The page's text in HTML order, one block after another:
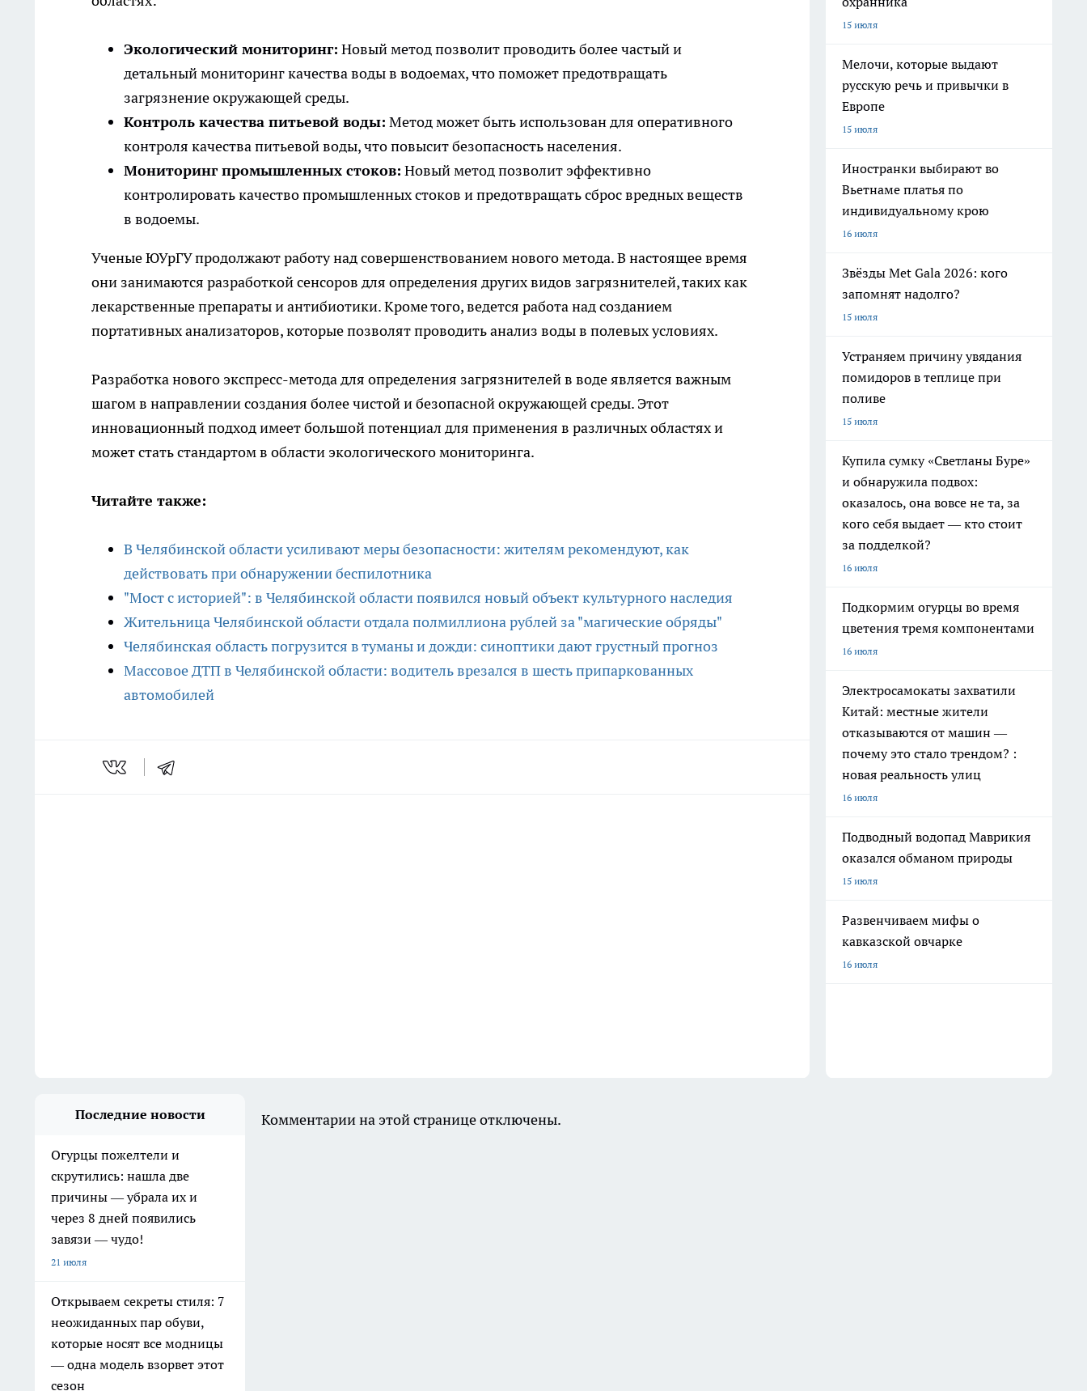
Экологический мониторинг: Новый метод позволит проводить более частый и
детальный мониторинг качества воды в водоемах, что поможет предотвращать
загрязнение окружающей среды.
Контроль качества питьевой воды: Метод может быть использован для оперативного
контроля качества питьевой воды, что повысит безопасность населения.
Мониторинг промышленных стоков: Новый метод позволит эффективно
контролировать качество промышленных стоков и предотвращать сброс вредных веществ
в водоемы.
Ученые ЮУрГУ продолжают работу над совершенствованием нового метода. В настоящее время
они занимаются разработкой сенсоров для определения других видов загрязнителей, таких как
лекарственные препараты и антибиотики. Кроме того, ведется работа над созданием
портативных анализаторов, которые позволят проводить анализ воды в полевых условиях.
Разработка нового экспресс-метода для определения загрязнителей в воде является важным
шагом в направлении создания более чистой и безопасной окружающей среды. Этот
инновационный подход имеет большой потенциал для применения в различных областях и
может стать стандартом в области экологического мониторинга.
Читайте также:
В Челябинской области усиливают меры безопасности: жителям рекомендуют, как
действовать при обнаружении беспилотника
"Мост с историей": в Челябинской области появился новый объект культурного наследия
Жительница Челябинской области отдала полмиллиона рублей за "магические обряды"
Челябинская область погрузится в туманы и дожди: синоптики дают грустный прогноз
Массовое ДТП в Челябинской области: водитель врезался в шесть припаркованных
автомобилей
15 июля
Мелочи, которые выдают
русскую речь и привычки в
Европе
15 июля
Иностранки выбирают во
Вьетнаме платья по
индивидуальному крою
16 июля
Звёзды Met Gala 2026: кого
запомнят надолго?
15 июля
Устраняем причину увядания
помидоров в теплице при
поливе
15 июля
Купила сумку «Светланы Буре»
и обнаружила подвох:
оказалось, она вовсе не та, за
кого себя выдает — кто стоит
за подделкой?
16 июля
Подкормим огурцы во время
цветения тремя компонентами
16 июля
Электросамокаты захватили
Китай: местные жители
отказываются от машин —
почему это стало трендом? :
новая реальность улиц
16 июля
Подводный водопад Маврикия
оказался обманом природы
15 июля
Развенчиваем мифы о
кавказской овчарке
16 июля
Последние новости
Огурцы пожелтели и
скрутились: нашла две
причины — убрала их и
через 8 дней появились
завязи — чудо!
21 июля
Открываем секреты стиля: 7
неожиданных пар обуви,
которые носят все модницы
— одна модель взорвет этот
сезон
Комментарии на этой странице отключены.